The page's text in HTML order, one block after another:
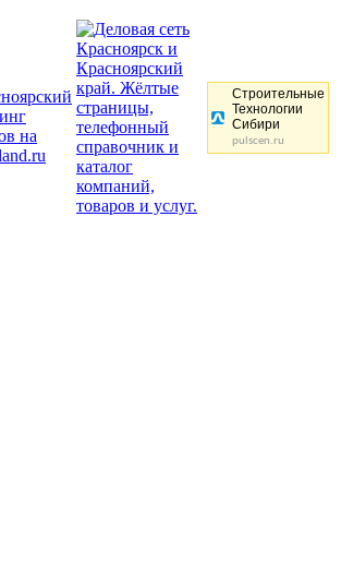
Строительные
Технологии
Сибири
pulscen.ru